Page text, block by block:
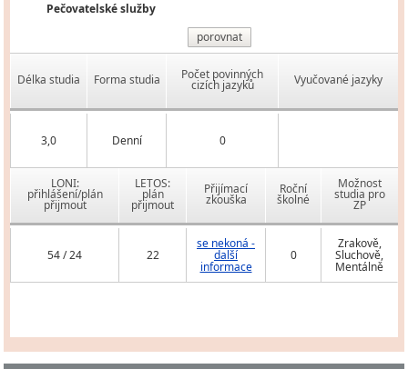
Pečovatelské služby
porovnat
Délka studia Forma studia Počet povinných
cizích jazyků Vyučované jazyky
3,0 Denní 0
LONI:
přihlášení/plán
přijmout
LETOS:
plán
přijmout
Přijímací
zkouška
Roční
školné
Možnost
studia pro
ZP
54 / 24 22
se nekoná -
další
informace
0
Zrakově,
Sluchově,
Mentálně